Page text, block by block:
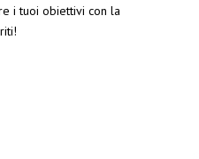
i tuoi obiettivi con la